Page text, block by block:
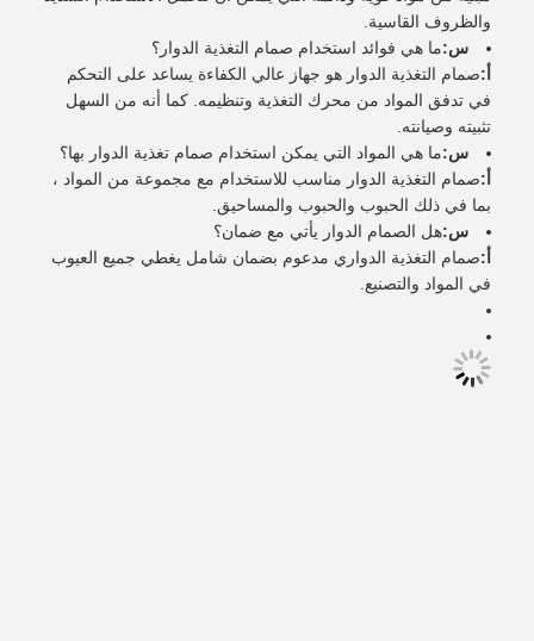
والظروف القاسية.
س:ما هي فوائد استخدام صمام التغذية الدوار؟
أ:صمام التغذية الدوار هو جهاز عالي الكفاءة يساعد على التحكم
في تدفق المواد من محرك التغذية وتنظيمه. كما أنه من السهل
تثبيته وصيانته.
س:ما هي المواد التي يمكن استخدام صمام تغذية الدوار بها؟
أ:صمام التغذية الدوار مناسب للاستخدام مع مجموعة من المواد ،
بما في ذلك الحبوب والحبوب والمساحيق.
س:هل الصمام الدوار يأتي مع ضمان؟
أ:صمام التغذية الدواري مدعوم بضمان شامل يغطي جميع العيوب
في المواد والتصنيع.